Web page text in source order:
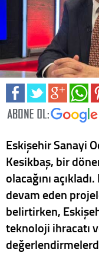
Eskişehir Sanayi
Kesikbaş, bir
olacağını
devam eden
belirtirken,
teknoloji ihracatı